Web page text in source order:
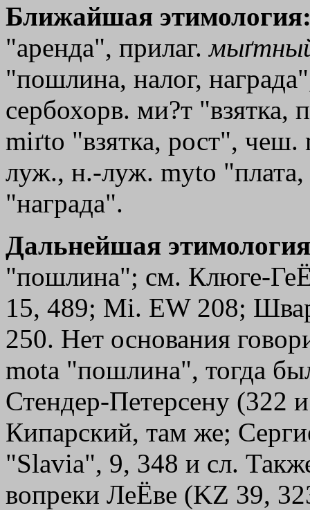
Ближайшая
"аренда", прилаг.
"пошлина, налог,
сербохорв. ми?т "взятка,
miґtо "взятка, рост",
луж., н.-луж. myto "плата,
"награда".
Дальнейшая
"пошлина"; см. Клюге-
15, 489; Мi. ЕW 208;
250. Нет основания
mota "пошлина", тогда
Стендер-Петерсену (322
Кипарский, там же;
"Slavia", 9, 348 и сл.
вопреки ЛеЁве (KZ 39,